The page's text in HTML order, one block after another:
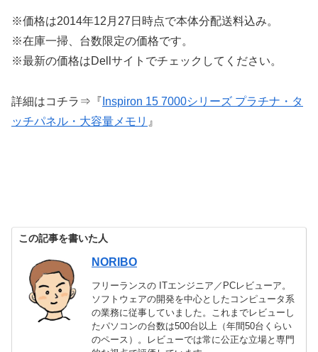
※価格は2014年12月27日時点で本体分配送料込み。
※在庫一掃、台数限定の価格です。
※最新の価格はDellサイトでチェックしてください。
詳細はコチラ⇒『 Inspiron 15 7000シリーズ プラチナ・タ
ッチパネル・大容量メモリ 』
この記事を書いた人
NORIBO
フリーランスの ITエンジニア／PCレビューア。
ソフトウェアの開発を中心としたコンピュータ系
の業務に従事していました。これまでレビューし
たパソコンの台数は500台以上（年間50台くらい
のペース）。レビューでは常に公正な立場と専門